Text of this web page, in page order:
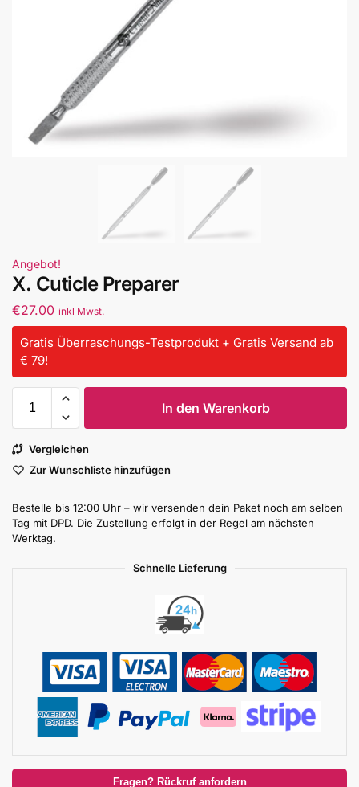
Angebot!
X. Cuticle Preparer
€27.00 inkl Mwst.
Gratis Überraschungs-Testprodukt + Gratis Versand ab
€ 79!
In den Warenkorb
Vergleichen
Zur Wunschliste hinzufügen
Bestelle bis 12:00 Uhr – wir versenden dein Paket noch am selben
Tag mit DPD. Die Zustellung erfolgt in der Regel am nächsten
Werktag.
Schnelle Lieferung
Fragen? Rückruf anfordern